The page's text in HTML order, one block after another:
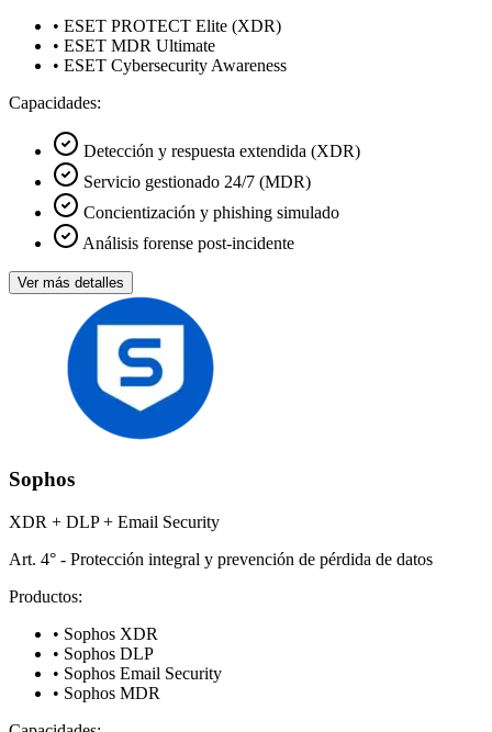
• ESET PROTECT Elite (XDR)
• ESET MDR Ultimate
• ESET Cybersecurity Awareness
Capacidades:
Detección y respuesta extendida (XDR)
Servicio gestionado 24/7 (MDR)
Concientización y phishing simulado
Análisis forense post-incidente
Ver más detalles
Sophos
XDR + DLP + Email Security
Art. 4° - Protección integral y prevención de pérdida de datos
Productos:
• Sophos XDR
• Sophos DLP
• Sophos Email Security
• Sophos MDR